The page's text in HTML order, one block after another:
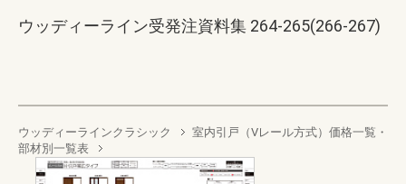
ウッディーライン受発注資料集 264-265(266-267)
ウッディーラインクラシック
室内引戸（Vレール方式）価格一覧・
部材別一覧表